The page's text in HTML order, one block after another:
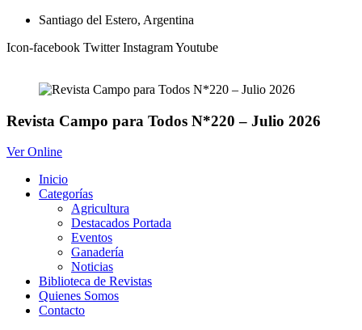
contenido
Santiago del Estero, Argentina
Icon-facebook Twitter InstagramYoutube
Revista Campo para Todos N*220 – Julio 2026
Ver Online
Inicio
Categorías
Agricultura
Destacados Portada
Eventos
Ganadería
Noticias
Biblioteca de Revistas
Quienes Somos
Contacto